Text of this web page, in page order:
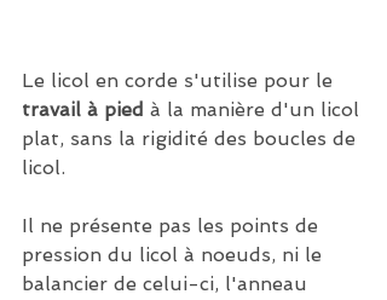
Le licol en corde s'utilise pour le
travail à pied à la manière d'un licol
plat, sans la rigidité des boucles de
licol.
Il ne présente pas les points de
pression du licol à noeuds, ni le
balancier de celui-ci, l'anneau